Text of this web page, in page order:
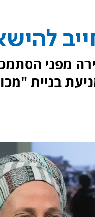
מפני
בניית